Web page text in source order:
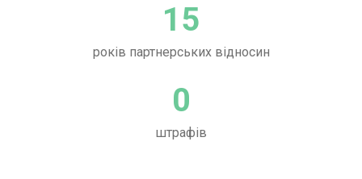
років партнерських відносин
15
штрафів
0